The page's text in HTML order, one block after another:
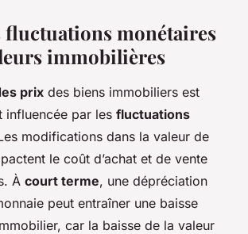
fluctuations monétaires
immobilières
prix des biens immobiliers est
influencée par les fluctuations
modifications dans la valeur de
le coût d’achat et de vente
À court terme, une dépréciation
peut entraîner une baisse
car la baisse de la valeur